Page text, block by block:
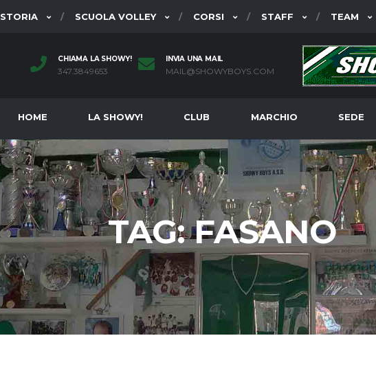
STORIA SCUOLA VOLLEY CORSI STAFF TEAM
CHIAMA LA SHOWY!
347.3849653
INVIA UNA MAIL
MAIL@SHOWYBOYS.COM
HOME LA SHOWY! CLUB MARCHIO SEDE
TAG:FASANO